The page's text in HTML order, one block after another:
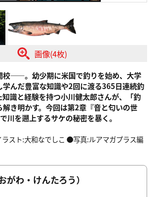
画像(4枚)
校——。 幼少期に米国で釣りを始め、大学
学んだ豊富な知識や2回に渡る365日連続釣
識と経験を持つ小川健太郎さんが、「釣
解き明かす。今回は第2章『音と匂いの世
川を遡上するサケの秘密を暴く。
スト:大和なでしこ ●写真:ルアマガプラス編
がわ・けんたろう）